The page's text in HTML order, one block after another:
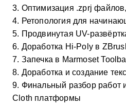
3. Оптимизация .zprj
4. Ретопология для
5. Продвинутая UV-
6. Доработка Hi-Poly в
7. Запечка в Marmoset
8. Доработка и создание
9. Финальный разбор работ
Cloth платформы